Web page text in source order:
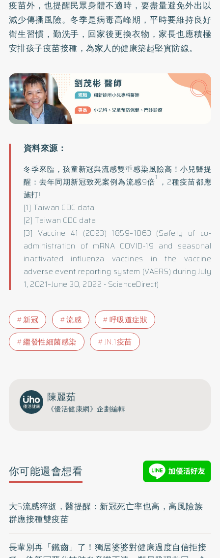
疫苗外，也提醒民眾身體不適時，要盡量避免外出以
減少傳播風險。冬季是病毒高峰期，平時要維持良好
衛生習慣，勤洗手，回家後更換衣物，家長也應積極
安排孩子疫苗接種，為家人的健康築起堅實防線。
冬季來臨，孩童新冠與流感雙重感染風險高！小兒醫提
醒：去年同期新冠致死案例為流感9倍1
，2種疫苗都應
施打!
[1] Taiwan CDC data
[2] Taiwan CDC data
[3] Vaccine 41 (2023) 1859–1863 (Safety of co-
administration of mRNA COVID-19 and seasonal
inactivated influenza vaccines in the vaccine
adverse event reporting system (VAERS) during July
1, 2021–June 30, 2022 - ScienceDirect)
新冠 流感
呼吸道症狀
繼發性細菌感染
JN.1疫苗
陳麗茹
《優活健康網》企劃編輯
你可能還會想看
大S流感猝逝，醫提醒：新冠死亡率也高，高風險族
群應接種雙疫苗
長輩別再「鐵齒」了！獨居婆婆對健康過度自信拒接